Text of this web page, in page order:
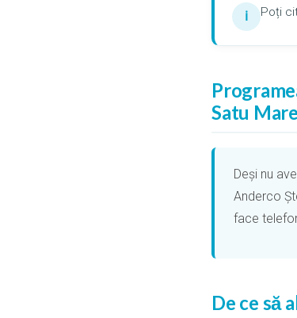
ℹ Poți
Satu Mare
Deși nu
Anderco
face
De ce să